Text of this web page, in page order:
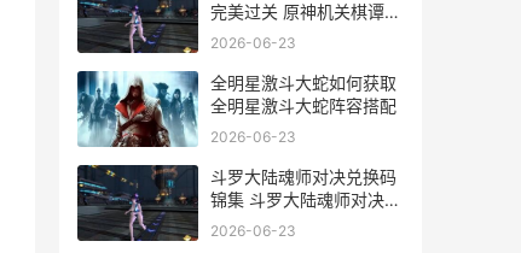
完美过关 原神机关棋谭棋
阵
2026-06-23
全明星激斗大蛇如何获取
全明星激斗大蛇阵容搭配
2026-06-23
斗罗大陆魂师对决兑换码
锦集 斗罗大陆魂师对决国
际服
2026-06-23